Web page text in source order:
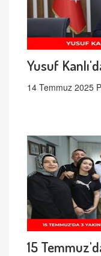
Yusuf
14 Temmuz 2025
15